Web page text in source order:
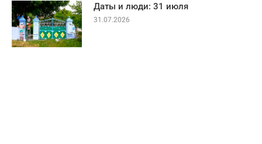
Даты и люди: 31 июля
31.07.2026